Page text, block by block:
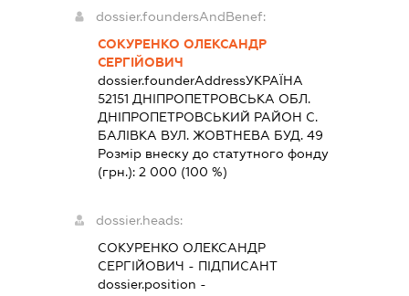
dossier.foundersAndBenef:
СОКУРЕНКО ОЛЕКСАНДР
СЕРГІЙОВИЧ
dossier.founderAddressУКРАЇНА
52151 ДНIПРОПЕТРОВСЬКА ОБЛ.
ДНIПРОПЕТРОВСЬКИЙ РАЙОН С.
БАЛІВКА ВУЛ. ЖОВТНЕВА БУД. 49
Розмір внеску до статутного фонду
(грн.): 2 000 (100 %)
dossier.heads:
СОКУРЕНКО ОЛЕКСАНДР
СЕРГІЙОВИЧ - ПІДПИСАНТ
dossier.position -